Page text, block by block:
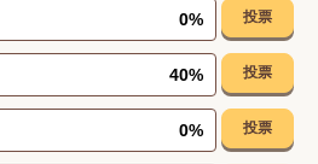
0% 投票
40% 投票
0% 投票